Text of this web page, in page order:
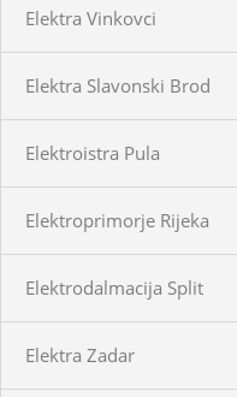
Elektra Vinkovci
Elektra Slavonski Brod
Elektroistra Pula
Elektroprimorje Rijeka
Elektrodalmacija Split
Elektra Zadar